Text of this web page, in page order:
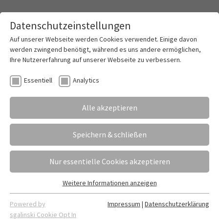
Webuntis – das Digitale Klassenbuch
Datenschutzeinstellungen
Auf unserer Webseite werden Cookies verwendet. Einige davon
werden zwingend benötigt, während es uns andere ermöglichen,
Ihre Nutzererfahrung auf unserer Webseite zu verbessern.
Essentiell Analytics
Alle akzeptieren
Speichern & schließen
Nur essentielle Cookies akzeptieren
Essentielle Cookies werden für grundlegende Funktionen der
Webseite benötigt. Dadurch ist gewährleistet, dass die
Weitere Informationen anzeigen
Powered by
sgalinski Cookie Opt In
Impressum | Datenschutzerklärung